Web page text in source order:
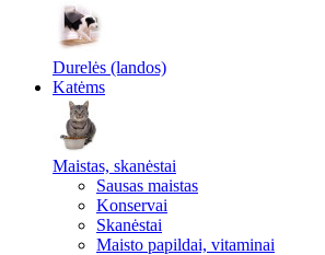
Durelės (landos)
Katėms
Maistas, skanėstai
Sausas maistas
Konservai
Skanėstai
Maisto papildai, vitaminai